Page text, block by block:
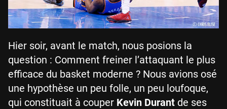
Hier soir, avant le match, nous posions la
question : Comment freiner l’attaquant le plus
efficace du basket moderne ? Nous avions osé
une hypothèse un peu folle, un peu loufoque,
qui constituait à couper Kevin Durant de ses